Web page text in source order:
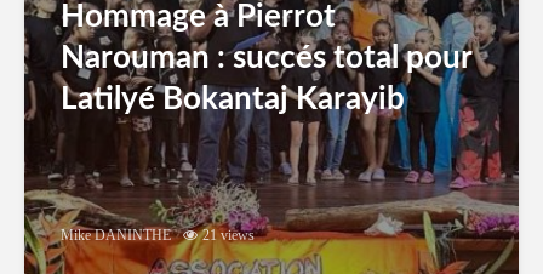
Hommage à Pierrot
Narouman : succés total pour
Latilyé Bokantaj Karayib
Mike DANINTHE 21 views